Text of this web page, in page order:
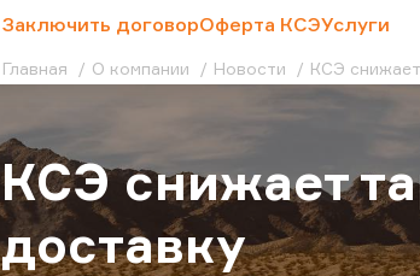
Заключить договорОферта КСЭУслуги
Главная О компании Новости КСЭ
КСЭ снижает
доставку